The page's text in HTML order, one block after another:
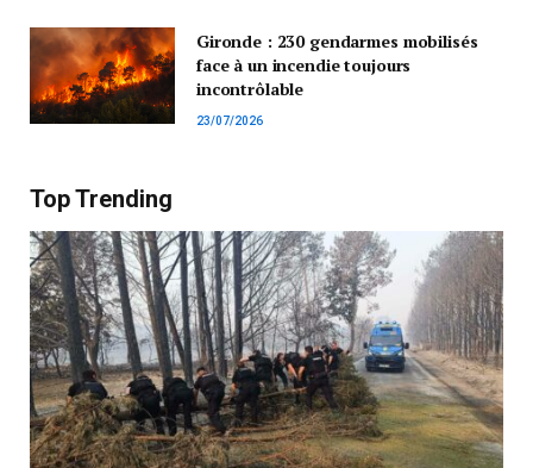
Gironde : 230 gendarmes mobilisés
face à un incendie toujours
incontrôlable
23/07/2026
Top Trending